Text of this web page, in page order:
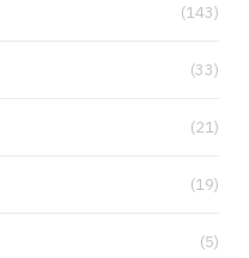
(143)
(33)
(21)
(19)
(5)